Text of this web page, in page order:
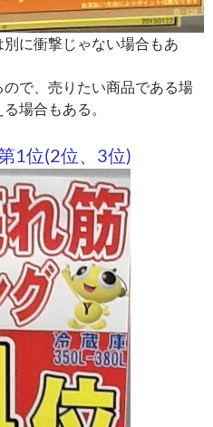
に衝撃じゃない場合もあ
で、売りたい商品である場
場合もある。
1位(2位、3位)